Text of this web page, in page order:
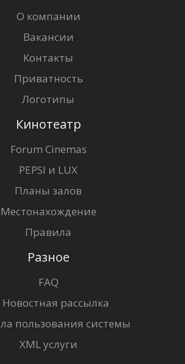
О компании
Вакансии
Контакты
Приватность
Логотипы
Кинотеатр
Forum Cinemas
PEPSI и LUX
Планы залов
Местонахождение
Правила
Разное
FAQ
рассылка
пользования системы
XML услуги